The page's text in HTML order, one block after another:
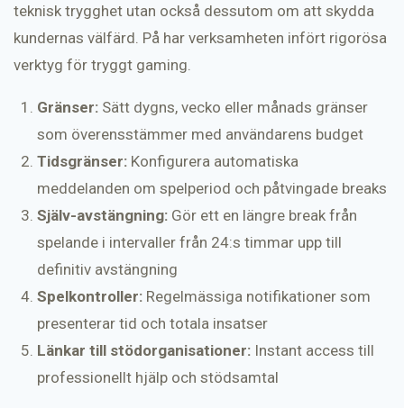
teknisk trygghet utan också dessutom om att skydda
kundernas välfärd. På har verksamheten infört rigorösa
verktyg för tryggt gaming.
Gränser:Sätt dygns, vecko eller månads gränser
som överensstämmer med användarens budget
Tidsgränser:Konfigurera automatiska
meddelanden om spelperiod och påtvingade breaks
Själv-avstängning:Gör ett en längre break från
spelande i intervaller från 24:s timmar upp till
definitiv avstängning
Spelkontroller:Regelmässiga notifikationer som
presenterar tid och totala insatser
Länkar till stödorganisationer:Instant access till
professionellt hjälp och stödsamtal